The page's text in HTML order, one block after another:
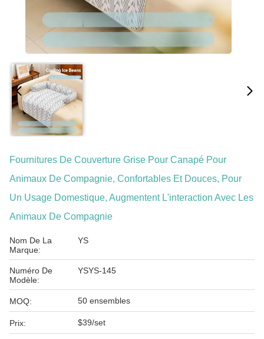
Fournitures De Couverture Grise Pour Canapé Pour
Animaux De Compagnie, Confortables Et Douces, Pour
Un Usage Domestique, Augmentent L'interaction Avec Les
Animaux De Compagnie
Nom De La
Marque:
YS
Numéro De
Modèle:
YSYS-145
MOQ: 50 ensembles
Prix: $39/set